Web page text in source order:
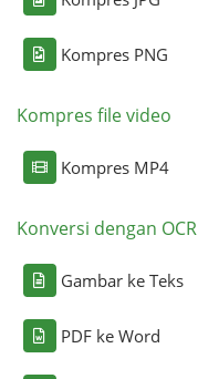
Kompres PNG
Kompres file video
Kompres MP4
Konversi dengan OCR
Gambar ke Teks
PDF ke Word